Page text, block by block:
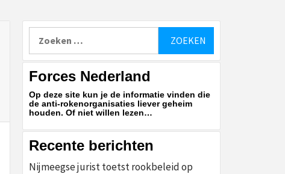
naar:
Forces Nederland
Op deze site kun je de informatie vinden die
de anti-rokenorganisaties liever geheim
houden. Of niet willen lezen…
Recente berichten
Nijmeegse jurist toetst rookbeleid op